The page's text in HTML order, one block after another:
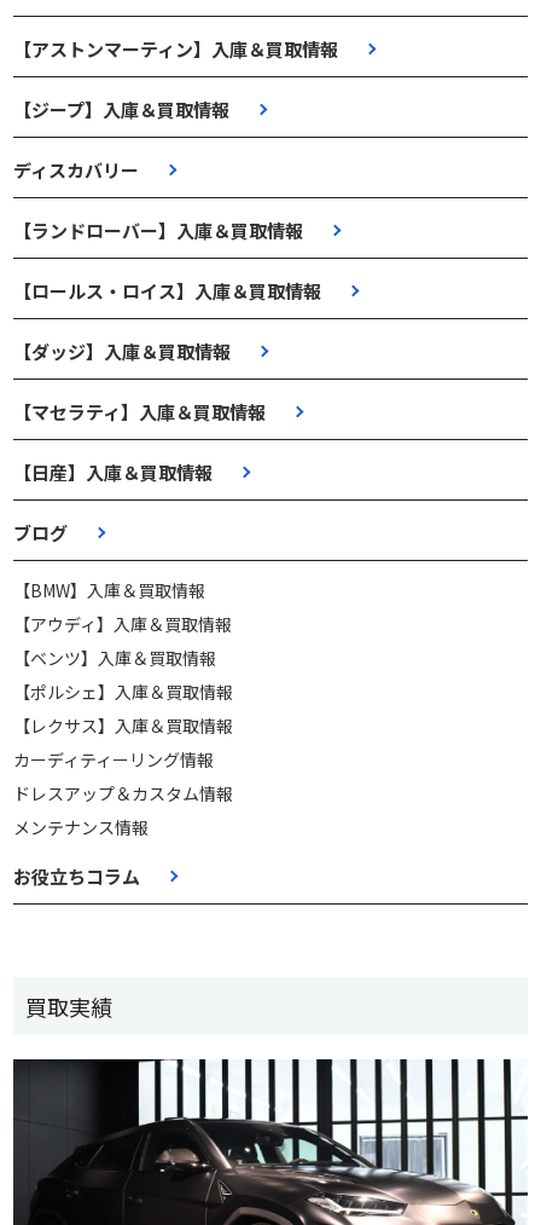
【アストンマーティン】入庫＆買取情報
【ジープ】入庫＆買取情報
ディスカバリー
【ランドローバー】入庫＆買取情報
【ロールス・ロイス】入庫＆買取情報
【ダッジ】入庫＆買取情報
【マセラティ】入庫＆買取情報
【日産】入庫＆買取情報
ブログ
【BMW】入庫＆買取情報
【アウディ】入庫＆買取情報
【ベンツ】入庫＆買取情報
【ポルシェ】入庫＆買取情報
【レクサス】入庫＆買取情報
カーディティーリング情報
ドレスアップ＆カスタム情報
メンテナンス情報
お役立ちコラム
買取実績